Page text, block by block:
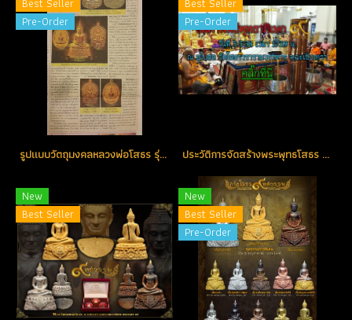
Pre-Order
รูปแบบวัตถุมงคลหลวงพ่อโสธร รุ่น ๙ ทศวรรษ
Pre-Order
ประวัติการจัดสร้างพระพุทธโสธร รุ่น ๙ ทศวรรษ สุดยอดพุทธศิลป์ในรอบ 90 ปี
New
Best Seller
New
Best Seller
Pre-Order